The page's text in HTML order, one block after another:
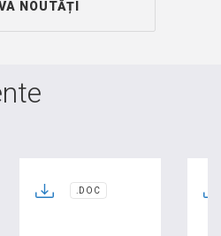
NOUTĂȚI
.DOC